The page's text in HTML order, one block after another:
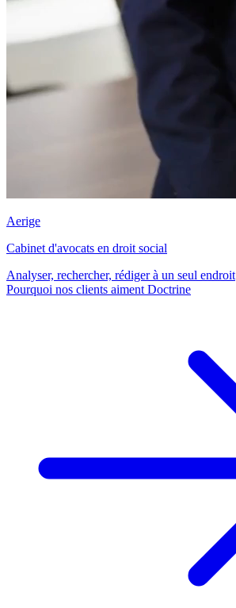
Aerige
Cabinet d'avocats en droit social
Analyser, rechercher, rédiger à un seul endroit
Pourquoi nos clients aiment Doctrine